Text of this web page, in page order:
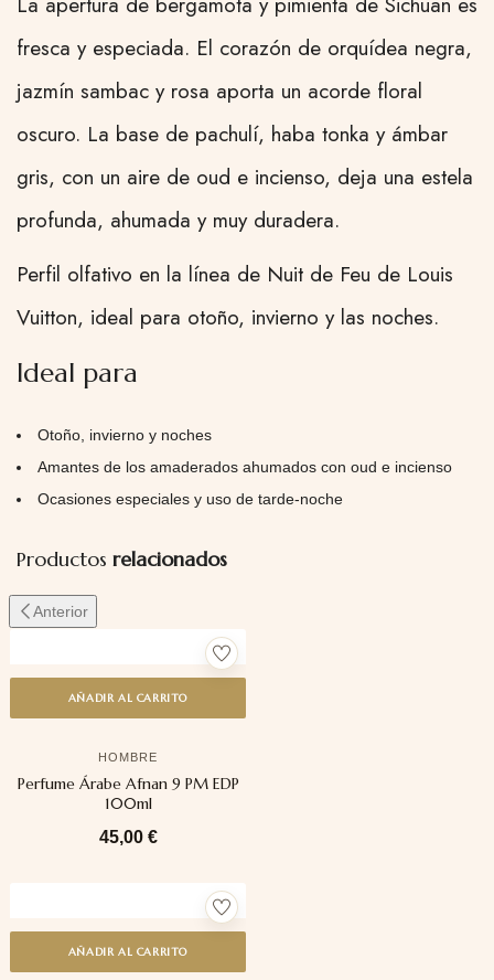
fresca y especiada. El corazón de orquídea negra,
jazmín sambac y rosa aporta un acorde floral
oscuro. La base de pachulí, haba tonka y ámbar
gris, con un aire de oud e incienso, deja una estela
profunda, ahumada y muy duradera.
Perfil olfativo en la línea de Nuit de Feu de Louis
Vuitton, ideal para otoño, invierno y las noches.
Ideal para
Otoño, invierno y noches
Amantes de los amaderados ahumados con oud e incienso
Ocasiones especiales y uso de tarde-noche
Productos relacionados
Anterior
AÑADIR AL CARRITO
HOMBRE
Perfume Árabe Afnan 9 PM EDP
100ml
45,00 €
AÑADIR AL CARRITO